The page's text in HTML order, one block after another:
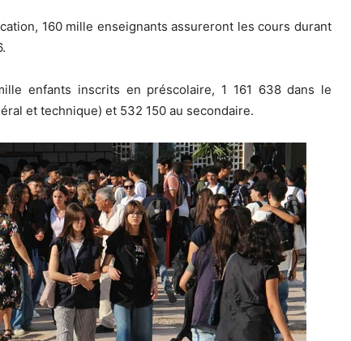
160 mille enseignants assureront les cours durant
enfants inscrits en préscolaire, 1 161 638 dans le
et technique) et 532 150 au secondaire.